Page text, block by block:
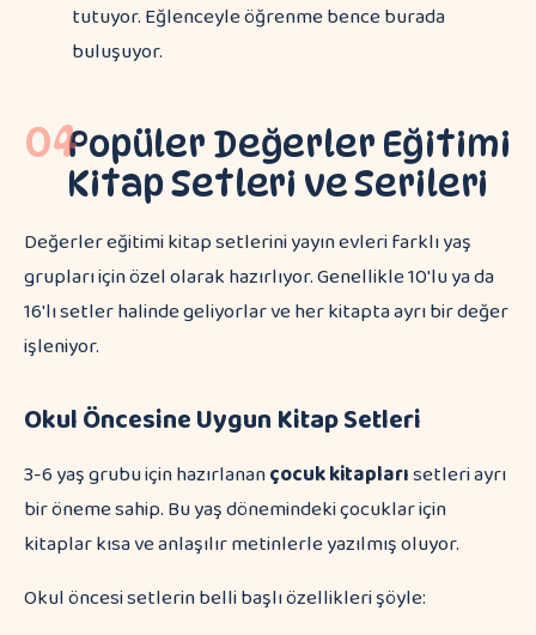
tutuyor. Eğlenceyle öğrenme bence burada
buluşuyor.
04Popüler Değerler Eğitimi
Kitap Setleri ve Serileri
Değerler eğitimi kitap setlerini yayın evleri farklı yaş
grupları için özel olarak hazırlıyor. Genellikle 10'lu ya da
16'lı setler halinde geliyorlar ve her kitapta ayrı bir değer
işleniyor.
Okul Öncesine Uygun Kitap Setleri
3-6 yaş grubu için hazırlanançocuk kitaplarısetleri ayrı
bir öneme sahip. Bu yaş dönemindeki çocuklar için
kitaplar kısa ve anlaşılır metinlerle yazılmış oluyor.
Okul öncesi setlerin belli başlı özellikleri şöyle: